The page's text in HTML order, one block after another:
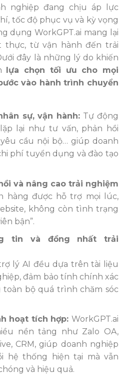
nghiệp đang chịu áp lực
tốc độ phục vụ và kỳ vọng
dụng WorkGPT.ai mang lại
thực, từ vận hành đến trải
đây là những lý do khiến
lựa chọn tối ưu cho mọi
vào hành trình chuyển
sự, vận hành: Tự động
lại như tư vấn, phản hồi
cầu nội bộ… giúp doanh
phí tuyển dụng và đào tạo
và nâng cao trải nghiệm
hàng được hỗ trợ mọi lúc,
không còn tình trạng
bận”.
tin và đồng nhất trải
lý AI đều dựa trên tài liệu
đảm bảo tính chính xác
bộ quá trình chăm sóc
hoạt tích hợp: WorkGPT.ai
nền tảng như Zalo OA,
CRM, giúp doanh nghiệp
hệ thống hiện tại mà vẫn
và hiệu quả.